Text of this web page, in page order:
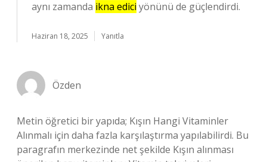
aynı zamanda ikna edici yönünü de güçlendirdi.
Haziran 18, 2025 Yanıtla
Özden
Metin öğretici bir yapıda; Kışın Hangi Vitaminler
Alınmalı için daha fazla karşılaştırma yapılabilirdi. Bu
paragrafın merkezinde net şekilde Kışın alınması